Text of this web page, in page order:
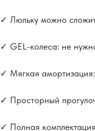
✓ Люльку можно
✓ GEL-колеса: не
✓ Мягкая
✓ Просторный
✓ Полная